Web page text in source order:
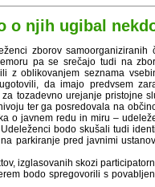
o njih ugibal
zborov samoorganiziranih
pa se srečajo tudi na
z oblikovanjem seznama
da imajo predvsem
tozadevno urejanje pristojne
ter ga posredovala na
o javnem redu in miru –
bodo skušali tudi
parkiranje pred javnimi
izglasovanih skozi
bodo spregovorili s